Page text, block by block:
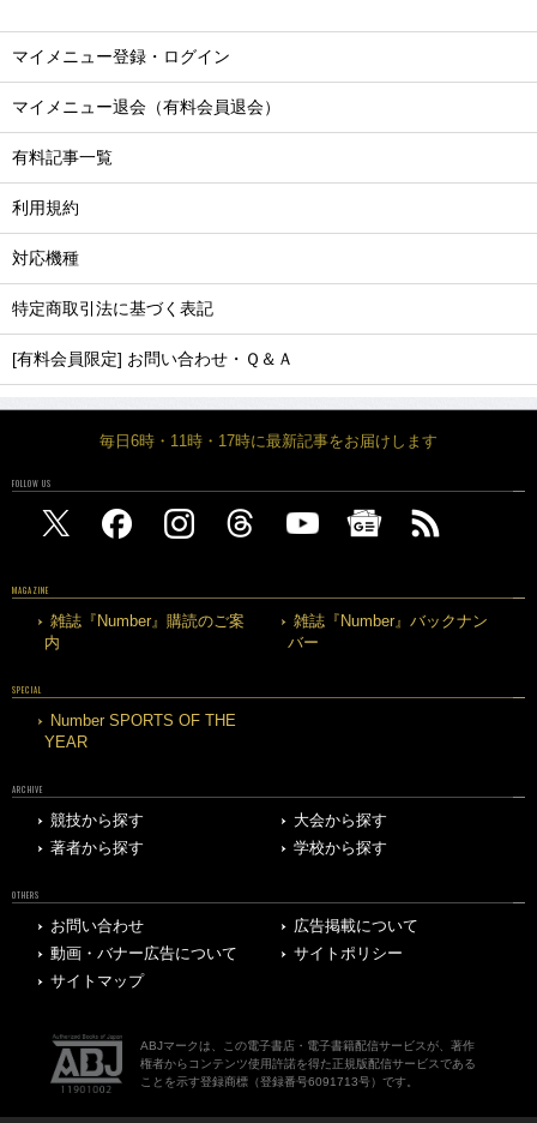
マイメニュー登録・ログイン
マイメニュー退会（有料会員退会）
有料記事一覧
利用規約
対応機種
特定商取引法に基づく表記
[有料会員限定] お問い合わせ・Ｑ＆Ａ
毎日6時・11時・17時に最新記事をお届けします
FOLLOW US
MAGAZINE
雑誌『Number』購読のご案
内
雑誌『Number』バックナン
バー
SPECIAL
Number SPORTS OF THE
YEAR
ARCHIVE
競技から探す
大会から探す
著者から探す
学校から探す
OTHERS
お問い合わせ
広告掲載について
動画・バナー広告について
サイトポリシー
サイトマップ
ABJマークは、この電子書店・電子書籍配信サービスが、著作
権者からコンテンツ使用許諾を得た正規版配信サービスである
ことを示す登録商標（登録番号6091713号）です。